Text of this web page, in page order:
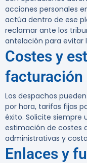
acciones personales
actúa dentro de ese
reclamar ante los
antelación para evitar
Costes y
facturación
Los despachos
por hora, tarifas fijas
éxito. Solicite siempre
estimación de costes
administrativas y
Enlaces y